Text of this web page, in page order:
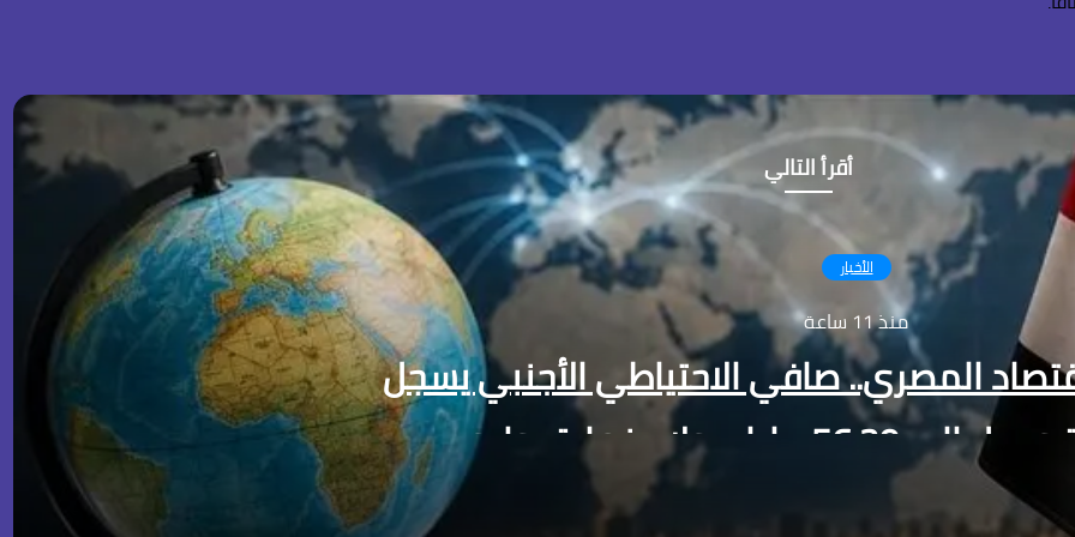
أقرأ التالي
الأخبار
منذ 11 ساعة
المصري.. صافي الاحتياطي الأجنبي يسجل
دولار بنهاية يوليو